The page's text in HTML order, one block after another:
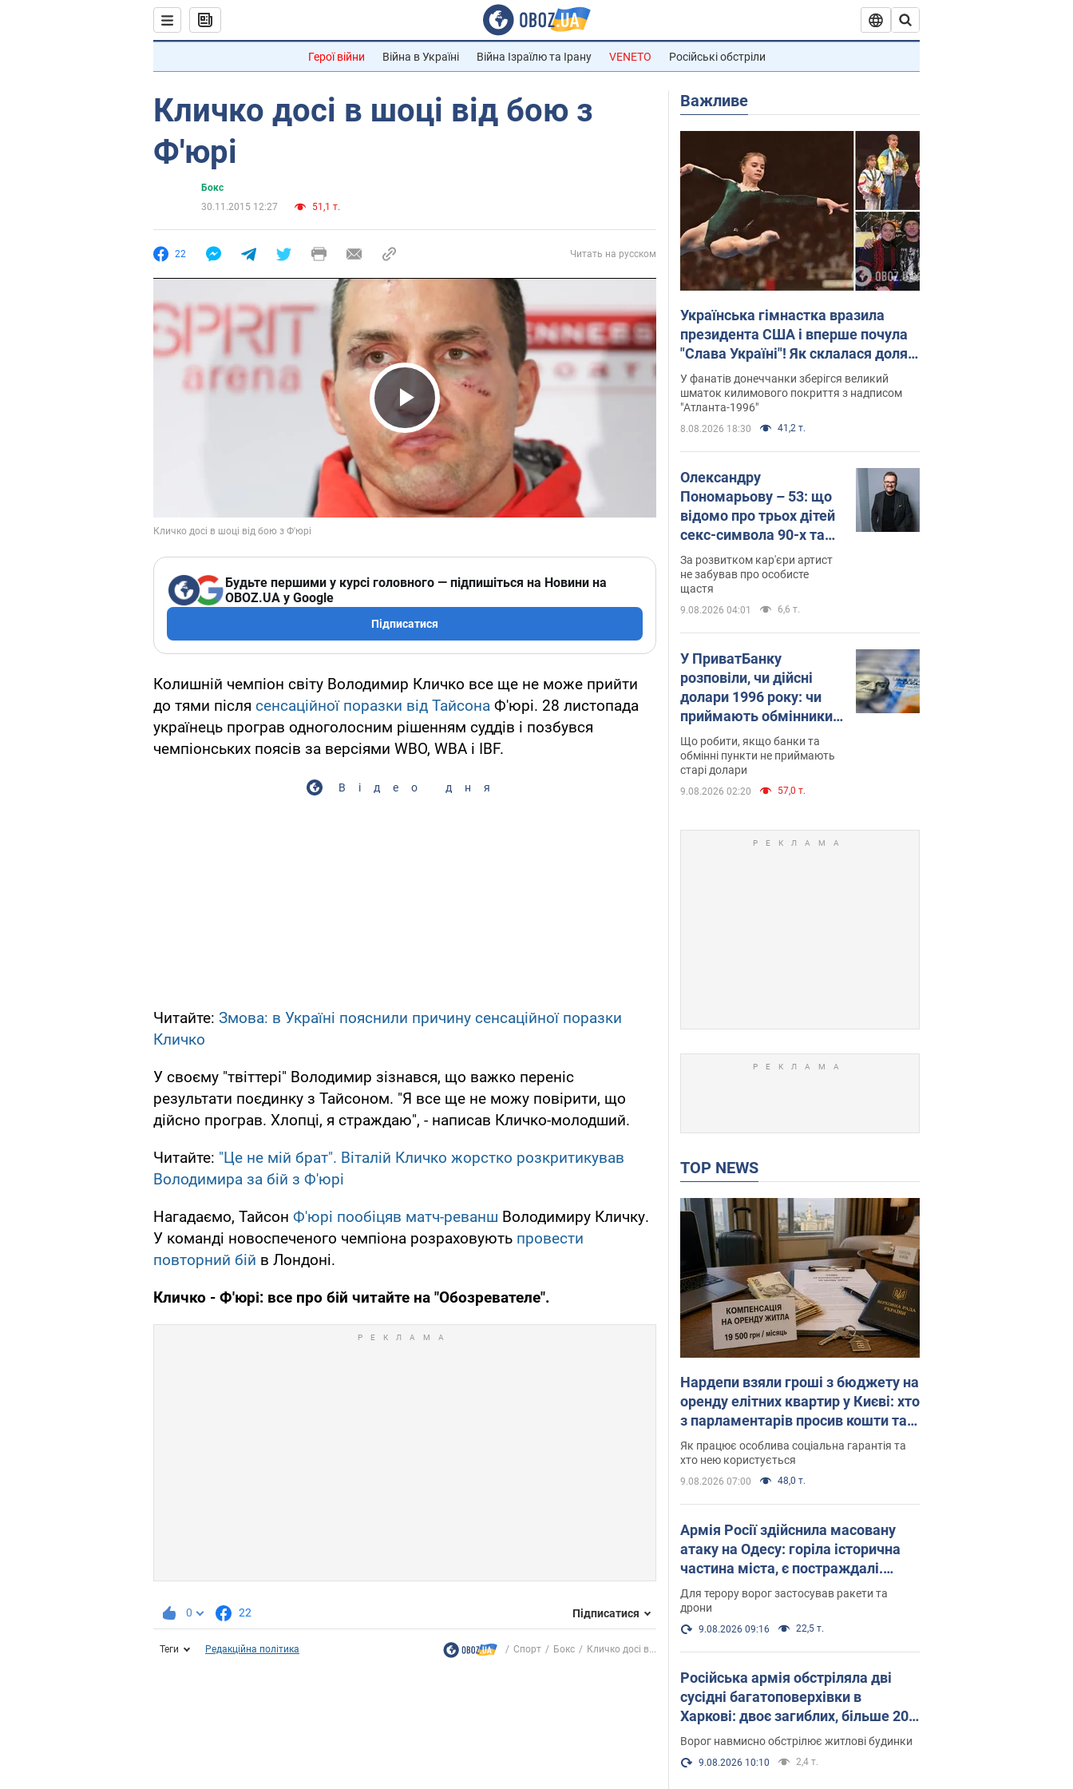
Герої війни Війна в Україні Війна Ізраїлю та Ірану VENETO Російські обстріли
Кличко досі в шоці від бою з
Ф'юрі
Бокс
30.11.2015 12:27
51,1 т.
22 Читать на русском
Play Video
Будьте першими у курсі головного — підпишіться на Новини на
OBOZ.UA у Google
Підписатися
Колишній чемпіон світу Володимир Кличко все ще не може прийти
до тями після сенсаційної поразки від Тайсона Ф'юрі. 28 листопада
українець програв одноголосним рішенням суддів і позбувся
чемпіонських поясів за версіями WBO, WBA і IBF.
Відео дня
Читайте: Змова: в Україні пояснили причину сенсаційної поразки
Кличко
У своєму "твіттері" Володимир зізнався, що важко переніс
результати поєдинку з Тайсоном. "Я все ще не можу повірити, що
дійсно програв. Хлопці, я страждаю", - написав Кличко-молодший.
Читайте: "Це не мій брат". Віталій Кличко жорстко розкритикував
Володимира за бій з Ф'юрі
Нагадаємо, Тайсон Ф'юрі пообіцяв матч-реванш Володимиру Кличку.
У команді новоспеченого чемпіона розраховують провести
повторний бій в Лондоні.
Кличко - Ф'юрі: все про бій читайте на "Обозревателе".
0 22 Підписатися
Теги Редакційна політика Спорт Бокс Кличко досі в...
Важливе
Українська гімнастка вразила
президента США і вперше почула
"Слава Україні"! Як склалася доля
Подкопаєвої, яка 30 років тому
виграла "золото" Олімпіади
У фанатів донеччанки зберігся великий
шматок килимового покриття з надписом
"Атланта-1996"
8.08.2026 18:30 41,2 т.
Олександру
Пономарьову – 53: що
відомо про трьох дітей
секс-символа 90-х та
який вигляд вони
мають
За розвитком кар'єри артист
не забував про особисте
щастя
9.08.2026 04:01 6,6 т.
У ПриватБанку
розповіли, чи дійсні
долари 1996 року: чи
приймають обмінники
та банки такі купюри
Що робити, якщо банки та
обмінні пункти не приймають
старі долари
9.08.2026 02:20 57,0 т.
TOP NEWS
Нардепи взяли гроші з бюджету на
оренду елітних квартир у Києві: хто
з парламентарів просив кошти та
де поселився
Як працює особлива соціальна гарантія та
хто нею користується
9.08.2026 07:00 48,0 т.
Армія Росії здійснила масовану
атаку на Одесу: горіла історична
частина міста, є постраждалі.
Фото та відео
Для терору ворог застосував ракети та
дрони
9.08.2026 09:16 22,5 т.
Російська армія обстріляла дві
сусідні багатоповерхівки в
Харкові: двоє загиблих, більше 20
постраждалих
Ворог навмисно обстрілює житлові будинки
9.08.2026 10:10 2,4 т.